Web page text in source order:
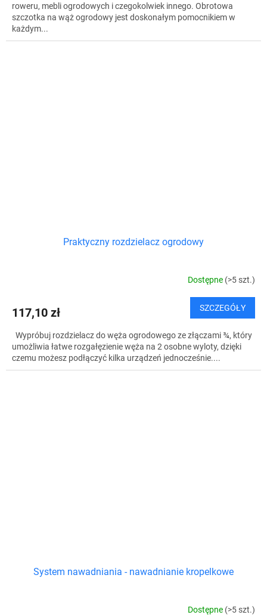
roweru, mebli ogrodowych i czegokolwiek innego. Obrotowa
szczotka na wąż ogrodowy jest doskonałym pomocnikiem w
każdym...
Praktyczny rozdzielacz ogrodowy
Dostępne (>5 szt.)
117,10 zł SZCZEGÓŁY
Wypróbuj rozdzielacz do węża ogrodowego ze złączami ¾, który
umożliwia łatwe rozgałęzienie węża na 2 osobne wyloty, dzięki
czemu możesz podłączyć kilka urządzeń jednocześnie....
System nawadniania - nawadnianie kropelkowe
Dostępne (>5 szt.)